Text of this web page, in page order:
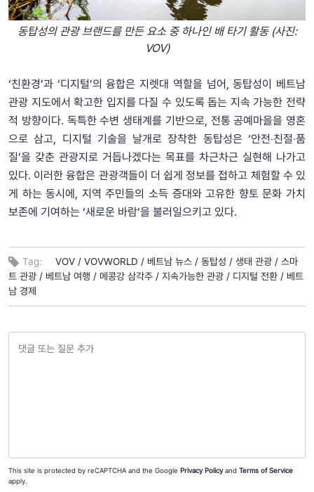
동탑성의 관광 브랜드를 만든 요소 중 하나인 배 타기 활동 (사진:
VOV)
‘친환경’과 ‘디지털’의 융합은 지렛대 역할을 넘어, 동탑성이 베트남
관광 지도에서 확고한 입지를 다질 수 있도록 돕는 지속 가능한 전략
적 방향이다. 독특한 수변 생태계를 기반으로, 전통 공예마을을 영혼
으로 삼고, 디지털 기술을 날개로 장착한 동탑성은 ‘안전‧친절‧품
질’을 갖춘 관광지로 거듭나겠다는 목표를 차근차근 실현해 나가고
있다. 이러한 융합은 관광객들이 더 쉽게 정보를 접하고 체험할 수 있
게 하는 동시에, 지역 주민들의 소득 증대와 고유한 향토 문화 가치
보존에 기여하는 ‘새로운 바람’을 불러일으키고 있다.
Tag: VOV / VOVWORLD / 베트남 뉴스 / 동탑성 / 생태 관광 / 스마
트 관광 / 베트남 여행 / 메콩강 삼각주 / 지속가능한 관광 / 디지털 전환 / 베트
남 경제
This site is protected by reCAPTCHA and the Google Privacy Policyand Terms of Service
apply.